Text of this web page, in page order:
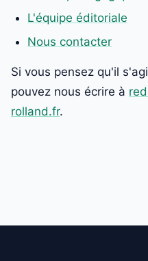
L'équipe éditoriale
Nous contacter
Si vous pensez qu'il
pouvez nous écrire à
rolland.fr.